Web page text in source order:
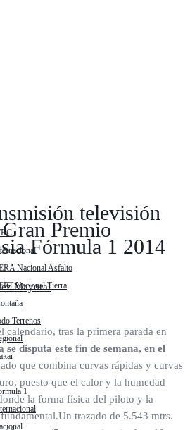
Nacional Asfalto
Nacional Tierra
Terrenos
1
televisión
Premio
Fórmula 1 2014
Mayoral
calendario, tras la primera parada en
se disputa este fin de semana, en el
que combina curvas rápidas y curvas
puesto que el calor y la humedad
la forma física del piloto y la
trazado de 5.543 mtrs.